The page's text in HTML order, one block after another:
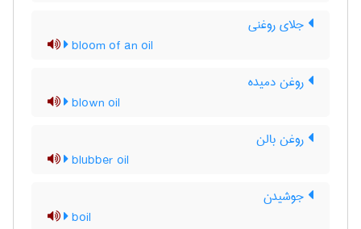
جلای روغنی
bloom of an oil
روغن دمیده
blown oil
روغن بالن
blubber oil
جوشیدن
boil